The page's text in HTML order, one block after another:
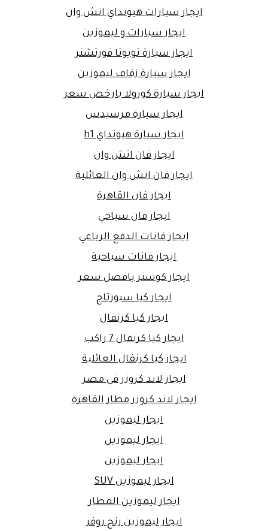
ايجار سيارات هيونداي اتش وان
ايجار سيارات و ليموزين
ايجار سيارة تويوتا فورتشنر
ايجار سيارة زفاف ليموزين
ايجار سيارة كورولا بارخص سعر
ايجار سيارة مرسيدس
ايجار سيارة هيونداي h1
ايجار فان اتش وان
ايجار فان اتش وان العائلية
ايجار فان القاهرة
ايجار فان سياحي
ايجار فانات الدفع الرباعي
ايجار فانات سياحية
ايجار كوستر بافضل سعر
ايجار كيا سبورتاج
ايجار كيا كرنفال
ايجار كيا كرنفال 7 راكب
ايجار كيا كرنفال العائلية
ايجار لاند كروزر في مصر
ايجار لاند كروزر مطار القاهرة
ايجار ليموزين
ايجار ليموزين
ايجار ليموزين
ايجار ليموزين SUV
ايجار ليموزين المطار
ايجار ليموزين رنج روفر